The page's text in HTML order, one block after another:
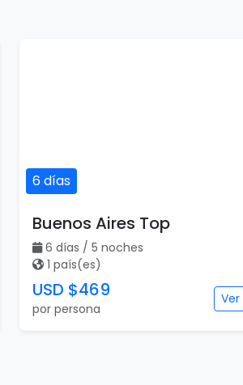
6 días
Buenos Aires Top
6 días / 5 noches
1 país(es)
USD $469
por persona